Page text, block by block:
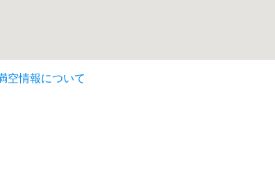
空情報について